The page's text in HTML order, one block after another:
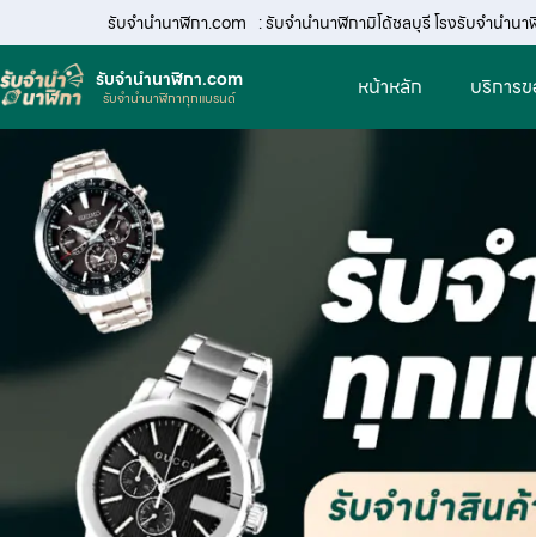
รับจํานํานาฬิกา.com : รับจำนำนาฬิกามิโด้ชลบุรี โรงรับจำนำ
รับจํานํานาฬิกา.com
รับจำนำนาฬิกาทุกแบรนด์ หน้าหลัก บริการข